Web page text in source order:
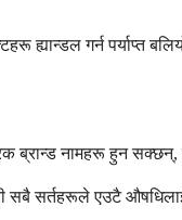
ह्यान्डल गर्न पर्याप्त
ब्रान्ड नामहरू हुन
सबै सर्तहरूले एउटै